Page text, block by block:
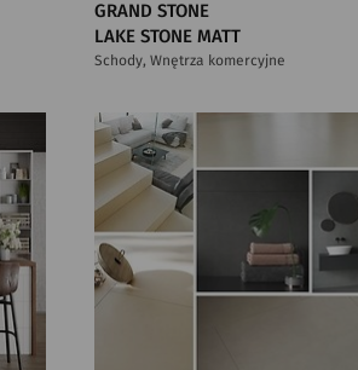
GRAND STONE
LAKE STONE MATT
Schody, Wnętrza komercyjne